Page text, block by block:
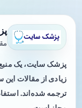
پزشک سایت، یک
زیادی از مقالات
ترجمه شده‌اند.